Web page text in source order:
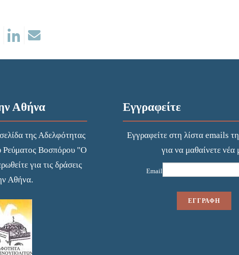
Αθήνα
της Αδελφότητας
Βοσπόρου "Ο
για τις δράσεις
Αθήνα.
Εγγραφείτε
Εγγραφείτε στη λίστα emails
για να μαθαίνετε νέα
Email